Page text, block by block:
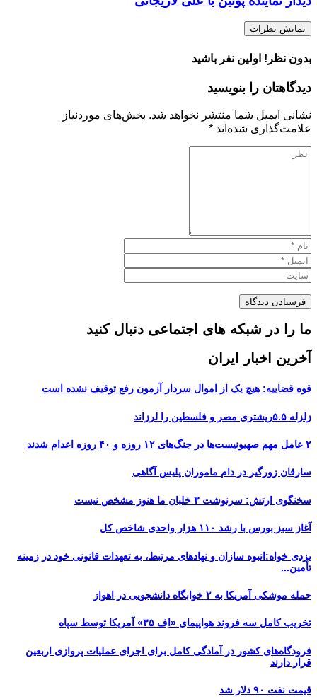
نمایش نظرات
بدون نظر! اولین نفر باشید
دیدگاهتان را بنویسید
نشانی ایمیل شما منتشر نخواهد شد. بخش‌های موردنیاز
علامت‌گذاری شده‌اند *
ما را در شبکه های اجتماعی دنبال کنید
آخرین اخبار ایران
قوه قضاییه: هیچ یک از اموال سردار آزمون رفع توقیف نشده است
زلزله ۵.۵ریشتری مصر و فلسطین را لرزاند
۲ عامل مهم صهیونیست‌ها در جنگ‌های ۱۲ روزه و ۴۰ روزه اعدام شدند
سارقان زورگیر در دام ماموران پلیس آگاهی
سخنگوی ارتش: سرنوشت ۳ خلبان ما هنوز مشخص نیست
آغاز سبز بورس با رشد ۱۱۰ هزار واحدی شاخص کل
یزدی خواه:انبوه سازان و نهادهای مرتبط، به تعهدات قانونی خود در زمینه
تأمین...
حمله موشکی آمریکا به ۲ خوابگاه دانشجویی در اهواز
تخریب کامل سه فروند هواپیمای «اِف ۳۵» آمریکا توسط سپاه
فرودگاه‌های کشور در آمادگی کامل برای اجرای عملیات پروازی اربعین
قرار دارند
قیمت نفت ۹۰ دلار شد